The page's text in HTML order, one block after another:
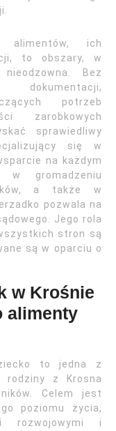
alimentów, ich
to obszary, w
Bez
dokumentacji,
potrzeb
zarobkowych
sprawiedliwy
się w
na każdym
w gromadzeniu
a także w
pozwala na
Jego rola
stron są
są w oparciu o
w Krośnie
alimenty
to jedna z
z Krosna
Celem jest
poziomu życia,
rozwojowymi i